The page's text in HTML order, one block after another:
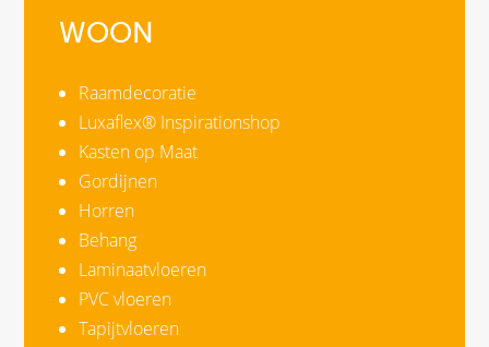
WOON
Raamdecoratie
Luxaflex® Inspirationshop
Kasten op Maat
Gordijnen
Horren
Behang
Laminaatvloeren
PVC vloeren
Tapijtvloeren